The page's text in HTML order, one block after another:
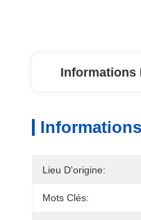
Informations
Lieu D'origine:
Mots Clés: